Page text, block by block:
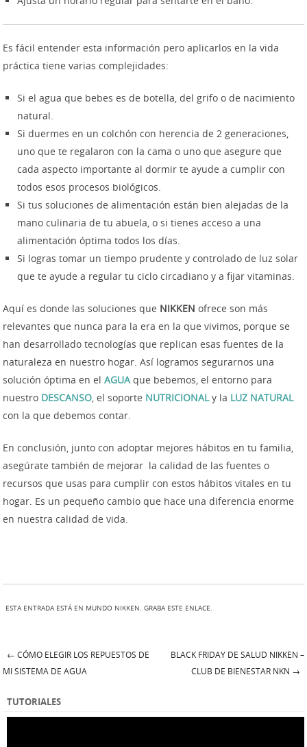
Es fácil entender esta información pero aplicarlos en la vida
práctica tiene varias complejidades:
Si el agua que bebes es de botella, del grifo o de nacimiento
natural.
Si duermes en un colchón con herencia de 2 generaciones,
uno que te regalaron con la cama o uno que asegure que
cada aspecto importante al dormir te ayude a cumplir con
todos esos procesos biológicos.
Si tus soluciones de alimentación están bien alejadas de la
mano culinaria de tu abuela, o si tienes acceso a una
alimentación óptima todos los días.
Si logras tomar un tiempo prudente y controlado de luz solar
que te ayude a regular tu ciclo circadiano y a fijar vitaminas.
Aquí es donde las soluciones que NIKKEN ofrece son más
relevantes que nunca para la era en la que vivimos, porque se
han desarrollado tecnologías que replican esas fuentes de la
naturaleza en nuestro hogar. Así logramos segurarnos una
solución óptima en el AGUA que bebemos, el entorno para
nuestro DESCANSO, el soporte NUTRICIONAL y la LUZ NATURAL
con la que debemos contar.
En conclusión, junto con adoptar mejores hábitos en tu familia,
asegúrate también de mejorar la calidad de las fuentes o
recursos que usas para cumplir con estos hábitos vitales en tu
hogar. Es un pequeño cambio que hace una diferencia enorme
en nuestra calidad de vida.
ESTA ENTRADA ESTÁ EN MUNDO NIKKEN. GRABA ESTE ENLACE.
Post navigation
← CÓMO ELEGIR LOS REPUESTOS DE
MI SISTEMA DE AGUA
BLACK FRIDAY DE SALUD NIKKEN –
CLUB DE BIENESTAR NKN →
TUTORIALES